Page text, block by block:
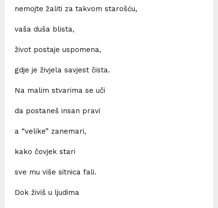
nemojte žaliti za takvom starošću,
vaša duša blista,
život postaje uspomena,
gdje je živjela savjest čista.
Na malim stvarima se uči
da postaneš insan pravi
a “velike” zanemari,
kako čovjek stari
sve mu više sitnica fali.
Dok živiš u ljudima